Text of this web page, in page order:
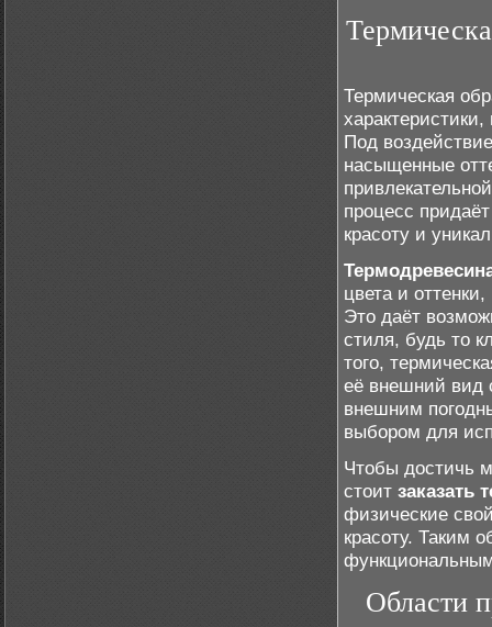
Термическая
Под
насыщенные
процесс
красоту и
цвета и
Это даёт
стиля, будь то
того,
её внешний вид
внешним
выбором для
Чтобы достичь
стоит заказать
физические
красоту. Таким
Области